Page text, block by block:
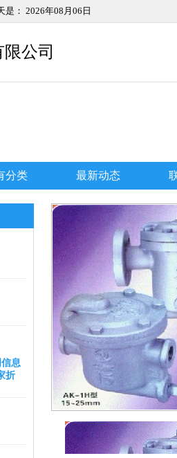
是： 2026年08月06日
限公司
分类 最新动态
信息
折